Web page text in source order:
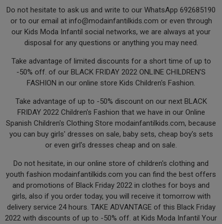
Do not hesitate to ask us and write to our WhatsApp 692685190
or to our email at info@modainfantilkids.com or even through
our Kids Moda Infantil social networks, we are always at your
disposal for any questions or anything you may need.
Take advantage of limited discounts for a short time of up to
-50% off. of our BLACK FRIDAY 2022 ONLINE CHILDREN'S
FASHION in our online store Kids Children's Fashion.
Take advantage of up to -50% discount on our next BLACK
FRIDAY 2022 Children's Fashion that we have in our Online
Spanish Children's Clothing Store modainfantilkids.com, because
you can buy girls' dresses on sale, baby sets, cheap boy's sets
or even girl's dresses cheap and on sale.
Do not hesitate, in our online store of children's clothing and
youth fashion modainfantilkids.com you can find the best offers
and promotions of Black Friday 2022 in clothes for boys and
girls, also if you order today, you will receive it tomorrow with
delivery service 24 hours. TAKE ADVANTAGE of this Black Friday
2022 with discounts of up to -50% off. at Kids Moda Infantil Your